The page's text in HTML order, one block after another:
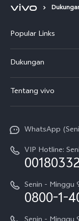
Popular Links
T5
T5 Pro
V70
V70 FE
Y05
X300 Pro
Dukungan
Service Center
Funtouch OS
Pembaruan Sistem
Harga Spare Part
Otentikasi IMEI
Tentang vivo
Sejarah
Berita
Pemberitahuan
Tentang Kami
WhatsApp
VIP Hotline:
Senin - Minggu
0800-1-